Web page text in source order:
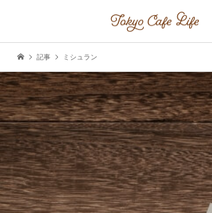
記事 ミシュラン